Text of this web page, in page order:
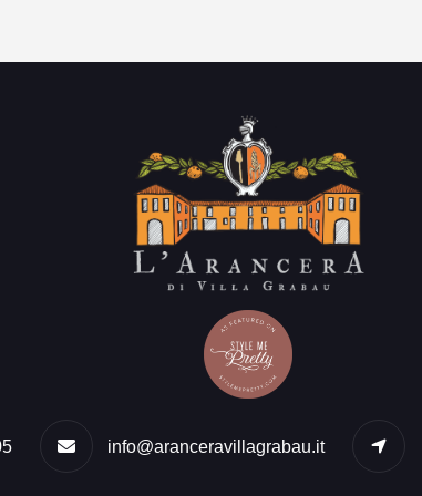
info@aranceravillagrabau.it